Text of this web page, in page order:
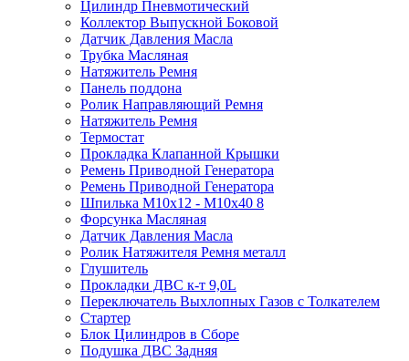
Цилиндр Пневмотический
Коллектор Выпускной Боковой
Датчик Давления Масла
Трубка Масляная
Натяжитель Ремня
Панель поддона
Ролик Направляющий Ремня
Натяжитель Ремня
Термостат
Прокладка Клапанной Крышки
Ремень Приводной Генератора
Ремень Приводной Генератора
Шпилька M10x12 - M10x40 8
Форсунка Масляная
Датчик Давления Масла
Ролик Натяжителя Ремня металл
Глушитель
Прокладки ДВС к-т 9,0L
Переключатель Выхлопных Газов с Толкателем
Стартер
Блок Цилиндров в Сборе
Подушка ДВС Задняя